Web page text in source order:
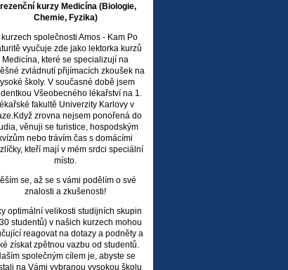
kurzy Medicína (Biologie,
Chemie, Fyzika)
kurzech společnosti Amos - Kam Po
vyučuje zde jako lektorka kurzů
Medicína, které se specializují na
zvládnutí přijímacích zkoušek na
školy. V současné době jsem
Všeobecného lékařství na 1.
fakultě Univerzity Karlovy v
zrovna nejsem ponořená do
věnuji se turistice, hospodským
nebo trávím čas s domácími
kteří mají v mém srdci speciální
místo.
se, až se s vámi podělím o své
znalosti a zkušenosti!
optimální velikosti studijních skupin
studentů) v našich kurzech mohou
reagovat na dotazy a podněty a
získat zpětnou vazbu od studentů.
společným cílem je, abyste se
na Vámi vybranou vysokou školu